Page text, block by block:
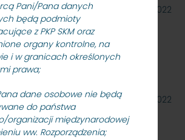
Pani/Pana danych
będą podmioty
z PKP SKM oraz
organy kontrolne, na
i w granicach określonych
prawa;
dane osobowe nie będą
do państwa
organizacji międzynarodowej
ww. Rozporządzenia;
08 listopada 2022
na zakup energii
na rok 2023
27 października 2022